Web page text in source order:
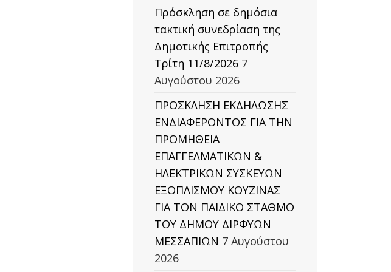
Πρόσκληση σε δημόσια
τακτική συνεδρίαση της
Δημοτικής Επιτροπής
Τρίτη 11/8/2026 7
Αυγούστου 2026
ΠΡΟΣΚΛΗΣΗ ΕΚΔΗΛΩΣΗΣ
ΕΝΔΙΑΦΕΡΟΝΤΟΣ ΓΙΑ ΤΗΝ
ΠΡΟΜΗΘΕΙΑ
ΕΠΑΓΓΕΛΜΑΤΙΚΩΝ &
ΗΛΕΚΤΡΙΚΩΝ ΣΥΣΚΕΥΩΝ
ΕΞΟΠΛΙΣΜΟΥ ΚΟΥΖΙΝΑΣ
ΓΙΑ ΤΟΝ ΠΑΙΔΙΚΟ ΣΤΑΘΜΟ
ΤΟΥ ΔΗΜΟΥ ΔΙΡΦΥΩΝ
ΜΕΣΣΑΠΙΩΝ 7 Αυγούστου
2026